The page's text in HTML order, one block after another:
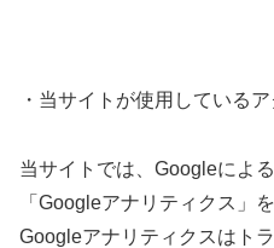
・当サイトが使用している
当サイトでは、Googleによ
「Googleアナリティクス」
Googleアナリティクスはト